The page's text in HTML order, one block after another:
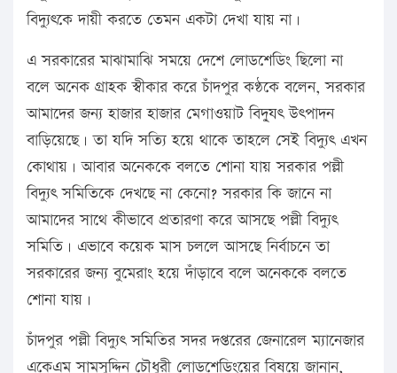
বিদ্যুৎকে দায়ী করতে তেমন একটা দেখা যায় না।
এ সরকারের মাঝামাঝি সময়ে দেশে লোডশেডিং ছিলো না
বলে অনেক গ্রাহক স্বীকার করে চাঁদপুর কণ্ঠকে বলেন, সরকার
আমাদের জন্য হাজার হাজার মেগাওয়াট বিদু্যৎ উৎপাদন
বাড়িয়েছে। তা যদি সত্যি হয়ে থাকে তাহলে সেই বিদ্যুৎ এখন
কোথায়। আবার অনেককে বলতে শোনা যায় সরকার পল্লী
বিদ্যুৎ সমিতিকে দেখছে না কেনো? সরকার কি জানে না
আমাদের সাথে কীভাবে প্রতারণা করে আসছে পল্লী বিদ্যুৎ
সমিতি। এভাবে কয়েক মাস চললে আসছে নির্বাচনে তা
সরকারের জন্য বুমেরাং হয়ে দাঁড়াবে বলে অনেককে বলতে
শোনা যায়।
চাঁদপুর পল্লী বিদ্যুৎ সমিতির সদর দপ্তরের জেনারেল ম্যানেজার
একেএম সামসুদ্দিন চৌধুরী লোডশেডিংয়ের বিষয়ে জানান,